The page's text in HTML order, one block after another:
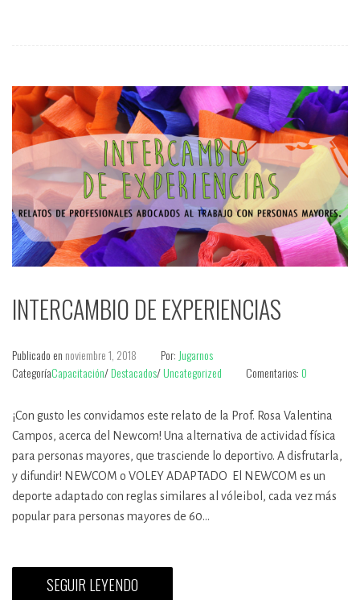
INTERCAMBIO DE EXPERIENCIAS
Publicado en noviembre 1, 2018 Por: Jugarnos
CategoríaCapacitación/Destacados/Uncategorized Comentarios: 0
¡Con gusto les convidamos este relato de la Prof. Rosa Valentina
Campos, acerca del Newcom! Una alternativa de actividad física
para personas mayores, que trasciende lo deportivo. A disfrutarla,
y difundir! NEWCOM o VOLEY ADAPTADO El NEWCOM es un
deporte adaptado con reglas similares al vóleibol, cada vez más
popular para personas mayores de 60…
SEGUIR LEYENDO